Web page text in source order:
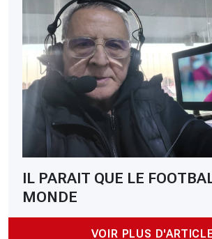
IL PARAIT QUE LE
MONDE
VOIR PLUS